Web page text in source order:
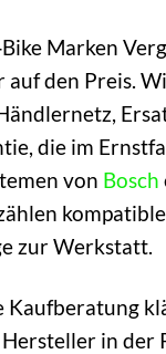
Marken
den Preis.
die im
von Bosch
zur Werkstatt.
Kaufberatung
Hersteller in der